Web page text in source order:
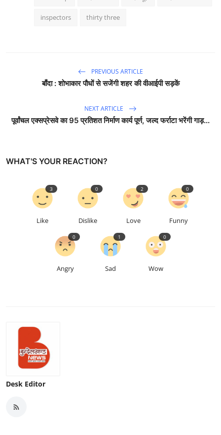
inspectors thirty three
PREVIOUS ARTICLE
बाँदा : शोभाकार पौधों से सजेंगी शहर की वीआईपी सड़कें
NEXT ARTICLE
पूर्वांचल एक्सप्रेसवे का 95 प्रतिशत निर्माण कार्य पूर्ण, जल्द फर्राटा भरेंगी गाड़...
WHAT'S YOUR REACTION?
Like
3
Dislike
0
Love
2
Funny
0
Angry
0
Sad
1
Wow
0
Desk Editor